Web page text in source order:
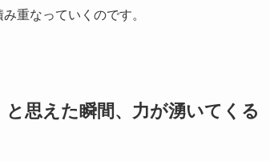
重なっていくのです。
と思えた瞬間、力が湧いてくる